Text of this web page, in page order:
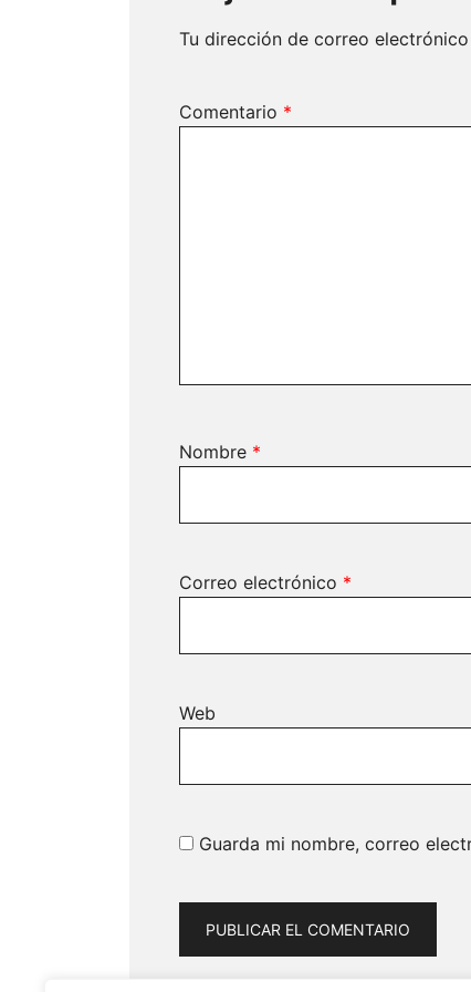
Tu dirección de correo
Comentario *
Nombre *
Correo electrónico *
Web
Guarda mi nombre, correo